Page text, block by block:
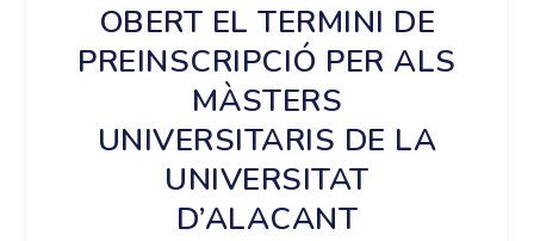
OBERT EL TERMINI DE
PREINSCRIPCIÓ PER ALS
MÀSTERS
UNIVERSITARIS DE LA
UNIVERSITAT
D’ALACANT